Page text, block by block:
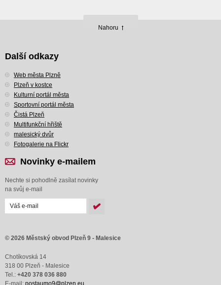
Nahoru
Další odkazy
Web města Plzně
Plzeň v kostce
Kulturní portál města
Sportovní portál města
Čistá Plzeň
Multifunkční hřiště
malesický dvůr
Fotogalerie na Flickr
Novinky e-mailem
Nechte si pohodlně zasílat novinky
na svůj e-mail
© 2026 Městský obvod Plzeň 9 - Malesice
Chotíkovská 14
318 00 Plzeň - Malesice
Tel.: +420 378 036 880
E-mail: postaumo9@plzen.eu